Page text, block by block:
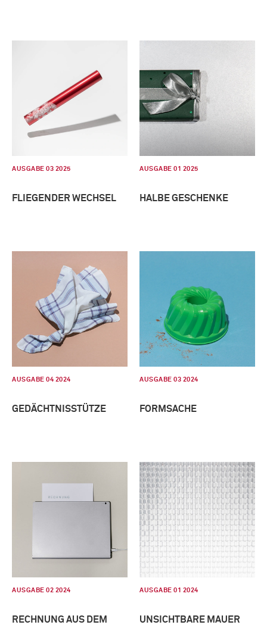
AUSGABE 03 2025
FLIEGENDER WECHSEL
AUSGABE 01 2025
HALBE GESCHENKE
AUSGABE 04 2024
GEDÄCHTNISSTÜTZE
AUSGABE 03 2024
FORMSACHE
AUSGABE 02 2024
RECHNUNG AUS DEM
AUSGABE 01 2024
UNSICHTBARE MAUER